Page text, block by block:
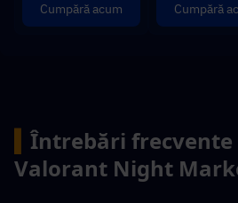
Cumpără acum Cumpără
Întrebări frecvente
Valorant Night